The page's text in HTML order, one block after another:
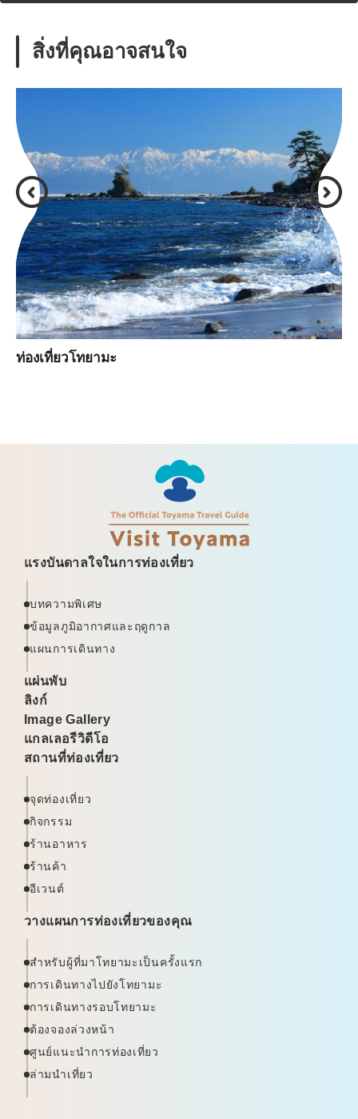
สิ่งที่คุณอาจสนใจ
ท่องเที่ยวโทยามะ
แรงบันดาลใจในการท่องเที่ยว
บทความพิเศษ
ข้อมูลภูมิอากาศและฤดูกาล
แผนการเดินทาง
แผ่นพับ
ลิงก์
Image Gallery
แกลเลอรีวิดีโอ
สถานที่ท่องเที่ยว
จุดท่องเที่ยว
กิจกรรม
ร้านอาหาร
ร้านค้า
อีเวนต์
วางแผนการท่องเที่ยวของคุณ
สำหรับผู้ที่มาโทยามะเป็นครั้งแรก
การเดินทางไปยังโทยามะ
การเดินทางรอบโทยามะ
ต้องจองล่วงหน้า
ศูนย์แนะนำการท่องเที่ยว
ล่ามนำเที่ยว